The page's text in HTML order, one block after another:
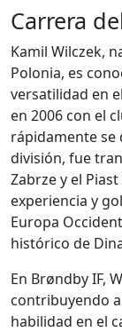
Carrera
Kamil Wilczek,
Polonia, es
versatilidad en
en 2006 con el
rápidamente se
división, fue
Zabrze y el
experiencia y
Europa
histórico de
En Brøndby IF,
contribuyendo
habilidad en el